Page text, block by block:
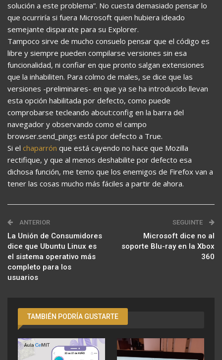
solución a este problema”. No cuesta demasiado pensar lo
que ocurriría si fuera Microsoft quien hubiera ideado
semejante disparate para su Explorer.
Tampoco sirve de mucho consuelo pensar que el código es
libre y siempre pueden compilarse versiones sin esa
funcionalidad, ni confiar en que pronto salgan extensiones
que la inhabiliten. Para colmo de males, se dice que las
versiones -preliminares- en que ya se ha introducido llevan
esta opción habilitada por defecto, como puede
comprobarse tecleando about:config en la barra del
navegador y observando como el campo
browser.send_pings está por defecto a True.
Si el chaparrón que está cayendo no hace que Mozilla
rectifique, y que al menos deshabilite por defecto esa
dichosa función, me temo que los enemigos de Firefox van a
tener las cosas mucho más fáciles a partir de ahora.
ANTERIOR
La Unión de Consumidores
dice que Ubuntu Linux es
el sistema operativo más
completo para los
usuarios
SEGUINTE
Microsoft dice no al
soporte Blu-ray en la Xbox
360
TAMBIÉN PODRÍA GUSTARTE